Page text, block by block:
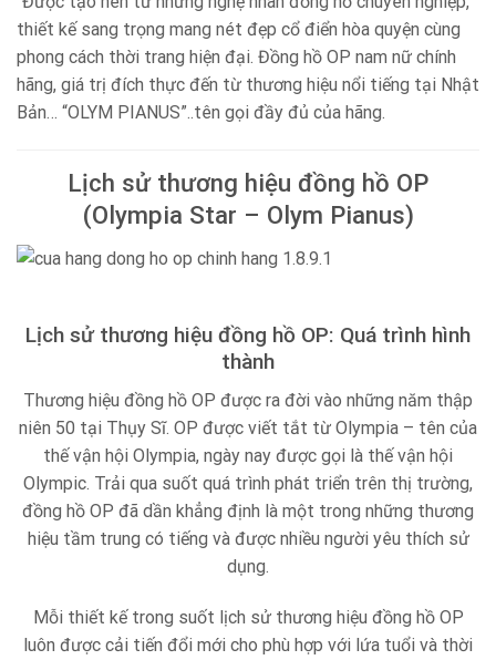
thiết kế sang trọng mang nét đẹp cổ điển hòa quyện cùng
phong cách thời trang hiện đại. Đồng hồ OP nam nữ chính
hãng, giá trị đích thực đến từ thương hiệu nổi tiếng tại Nhật
Bản… “OLYM PIANUS”..tên gọi đầy đủ của hãng.
Lịch sử thương hiệu đồng hồ OP
(Olympia Star – Olym Pianus)
Lịch sử thương hiệu đồng hồ OP: Quá trình hình
thành
Thương hiệu đồng hồ OP được ra đời vào những năm thập
niên 50 tại Thụy Sĩ. OP được viết tắt từ Olympia – tên của
thế vận hội Olympia, ngày nay được gọi là thế vận hội
Olympic. Trải qua suốt quá trình phát triển trên thị trường,
đồng hồ OP đã dần khẳng định là một trong những thương
hiệu tầm trung có tiếng và được nhiều người yêu thích sử
dụng.
Mỗi thiết kế trong suốt lịch sử thương hiệu đồng hồ OP
luôn được cải tiến đổi mới cho phù hợp với lứa tuổi và thời